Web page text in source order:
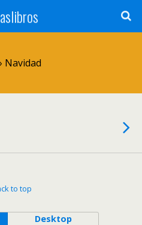
Navidad
to top
Desktop